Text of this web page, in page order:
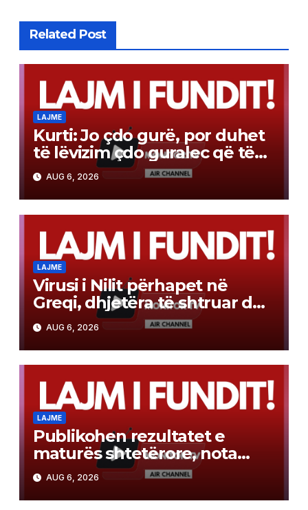
Related Post
LAJME
Kurti: Jo çdo gurë, por duhet
të lëvizim çdo guralec që të
evitojmë zgjedhjet e reja! Me
Abdixhikun s’kam
ndërmjetës
AUG 6, 2026
LAJME
Virusi i Nilit përhapet në
Greqi, dhjetëra të shtruar dhe
gjashtë viktima
AUG 6, 2026
LAJME
Publikohen rezultatet e
maturës shtetërore, nota
mesatare 3.66
AUG 6, 2026